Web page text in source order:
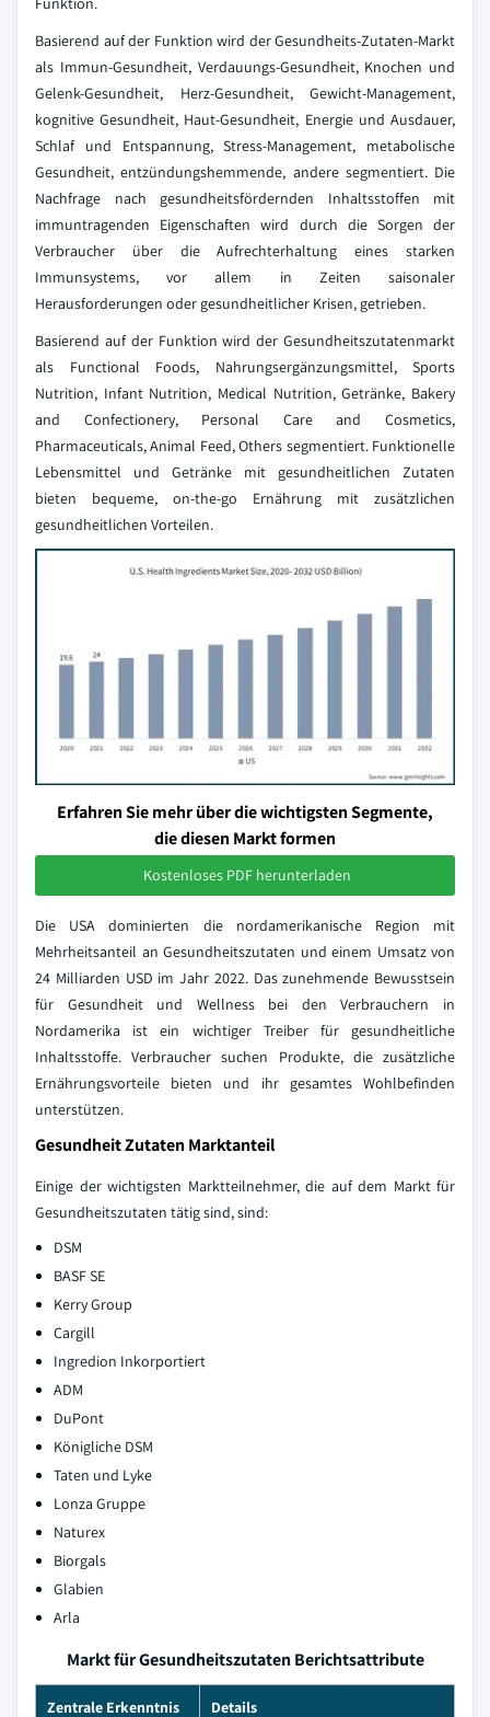
Basierend auf der Funktion wird der Gesundheits-Zutaten-Markt
als Immun-Gesundheit, Verdauungs-Gesundheit, Knochen und
Gelenk-Gesundheit, Herz-Gesundheit, Gewicht-Management,
kognitive Gesundheit, Haut-Gesundheit, Energie und Ausdauer,
Schlaf und Entspannung, Stress-Management, metabolische
Gesundheit, entzündungshemmende, andere segmentiert. Die
Nachfrage nach gesundheitsfördernden Inhaltsstoffen mit
immuntragenden Eigenschaften wird durch die Sorgen der
Verbraucher über die Aufrechterhaltung eines starken
Immunsystems, vor allem in Zeiten saisonaler
Herausforderungen oder gesundheitlicher Krisen, getrieben.
Basierend auf der Funktion wird der Gesundheitszutatenmarkt
als Functional Foods, Nahrungsergänzungsmittel, Sports
Nutrition, Infant Nutrition, Medical Nutrition, Getränke, Bakery
and Confectionery, Personal Care and Cosmetics,
Pharmaceuticals, Animal Feed, Others segmentiert. Funktionelle
Lebensmittel und Getränke mit gesundheitlichen Zutaten
bieten bequeme, on-the-go Ernährung mit zusätzlichen
gesundheitlichen Vorteilen.
Erfahren Sie mehr über die wichtigsten Segmente,
die diesen Markt formen
Kostenloses PDF herunterladen
Die USA dominierten die nordamerikanische Region mit
Mehrheitsanteil an Gesundheitszutaten und einem Umsatz von
24 Milliarden USD im Jahr 2022. Das zunehmende Bewusstsein
für Gesundheit und Wellness bei den Verbrauchern in
Nordamerika ist ein wichtiger Treiber für gesundheitliche
Inhaltsstoffe. Verbraucher suchen Produkte, die zusätzliche
Ernährungsvorteile bieten und ihr gesamtes Wohlbefinden
unterstützen.
Gesundheit Zutaten Marktanteil
Einige der wichtigsten Marktteilnehmer, die auf dem Markt für
Gesundheitszutaten tätig sind, sind:
DSM
BASF SE
Kerry Group
Cargill
Ingredion Inkorportiert
ADM
DuPont
Königliche DSM
Taten und Lyke
Lonza Gruppe
Naturex
Biorgals
Glabien
Arla
Markt für Gesundheitszutaten Berichtsattribute
Zentrale Erkenntnis Details